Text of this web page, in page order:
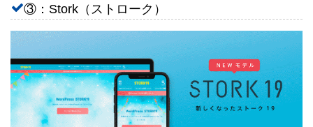
③：Stork（ストローク）